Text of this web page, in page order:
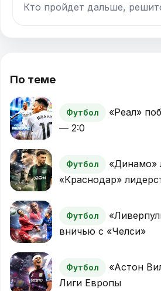
Кто пройдет дальше,
По теме
Футбол
«Реал»
— 2:0
Футбол
«Динамо»
«Краснодар»
Футбол
вничью с «Челси»
Футбол
«Астон
Лиги Европы